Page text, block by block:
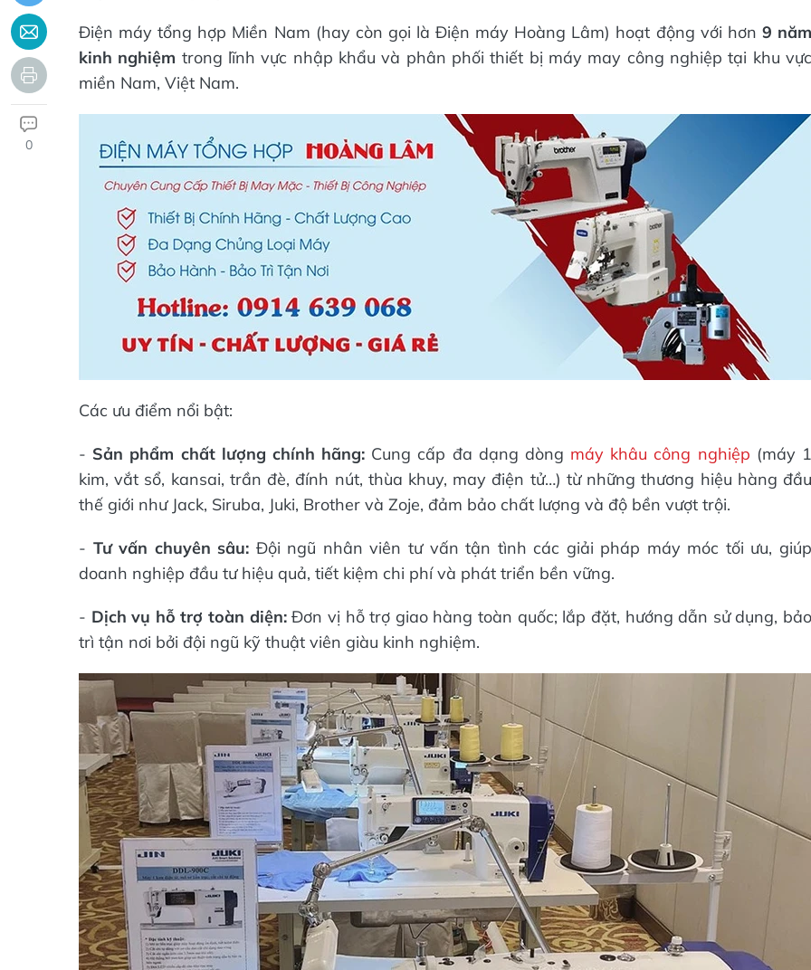
0
Điện máy tổng hợp Miền Nam (hay còn gọi là Điện máy Hoàng Lâm) hoạt động với hơn 9
kinh nghiệm trong lĩnh vực nhập khẩu và phân phối thiết bị máy may công nghiệp tại khu
miền Nam, Việt Nam.
Các ưu điểm nổi bật:
- Sản phẩm chất lượng chính hãng: Cung cấp đa dạng dòng máy khâu công nghiệp (máy
kim, vắt sổ, kansai, trần đè, đính nút, thùa khuy, may điện tử…) từ những thương hiệu hàng đầu
thế giới như Jack, Siruba, Juki, Brother và Zoje, đảm bảo chất lượng và độ bền vượt trội.
- Tư vấn chuyên sâu: Đội ngũ nhân viên tư vấn tận tình các giải pháp máy móc tối ưu,
doanh nghiệp đầu tư hiệu quả, tiết kiệm chi phí và phát triển bền vững.
- Dịch vụ hỗ trợ toàn diện:Đơn vị hỗ trợ giao hàng toàn quốc; lắp đặt, hướng dẫn sử dụng,
trì tận nơi bởi đội ngũ kỹ thuật viên giàu kinh nghiệm.